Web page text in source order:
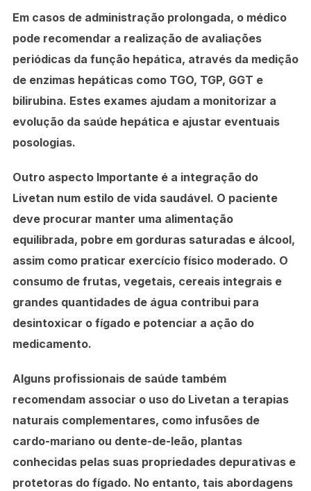
Em casos de administração prolongada, o médico
pode recomendar a realização de avaliações
periódicas da função hepática, através da medição
de enzimas hepáticas como TGO, TGP, GGT e
bilirubina. Estes exames ajudam a monitorizar a
evolução da saúde hepática e ajustar eventuais
posologias.
Outro aspecto Importante é a integração do
Livetan num estilo de vida saudável. O paciente
deve procurar manter uma alimentação
equilibrada, pobre em gorduras saturadas e álcool,
assim como praticar exercício físico moderado. O
consumo de frutas, vegetais, cereais integrais e
grandes quantidades de água contribui para
desintoxicar o fígado e potenciar a ação do
medicamento.
Alguns profissionais de saúde também
recomendam associar o uso do Livetan a terapias
naturais complementares, como infusões de
cardo-mariano ou dente-de-leão, plantas
conhecidas pelas suas propriedades depurativas e
protetoras do fígado. No entanto, tais abordagens